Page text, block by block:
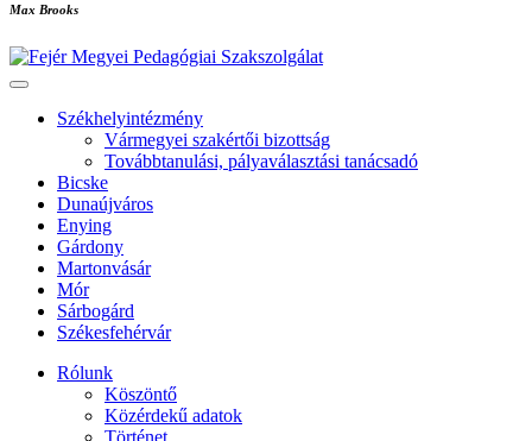
Max Brooks
Székhelyintézmény
Vármegyei szakértői bizottság
Továbbtanulási, pályaválasztási tanácsadó
Bicske
Dunaújváros
Enying
Gárdony
Martonvásár
Mór
Sárbogárd
Székesfehérvár
Rólunk
Köszöntő
Közérdekű adatok
Történet